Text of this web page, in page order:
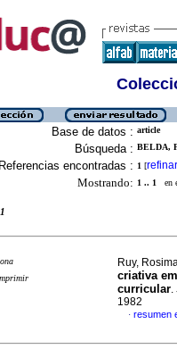
Base de datos : article
Búsqueda : BELDA,
Referencias encontradas : 1 [refinar
Mostrando: 1 .. 1 en
Ruy,
criativa
curricular.
1982
· resumen